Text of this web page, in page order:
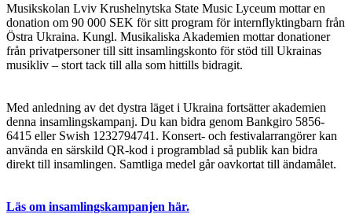
Musikskolan Lviv Krushelnytska State Music Lyceum mottar en
donation om 90 000 SEK för sitt program för internflyktingbarn från
Östra Ukraina. Kungl. Musikaliska Akademien mottar donationer
från privatpersoner till sitt insamlingskonto för stöd till Ukrainas
musikliv – stort tack till alla som hittills bidragit.
Med anledning av det dystra läget i Ukraina fortsätter akademien
denna insamlingskampanj. Du kan bidra genom Bankgiro 5856-
6415 eller Swish 1232794741. Konsert- och festivalarrangörer kan
använda en särskild QR-kod i programblad så publik kan bidra
direkt till insamlingen. Samtliga medel går oavkortat till ändamålet.
Läs om insamlingskampanjen här.